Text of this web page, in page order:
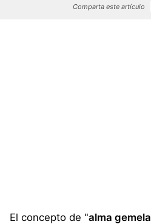
Comparta este artículo
El concepto de "alma gemela